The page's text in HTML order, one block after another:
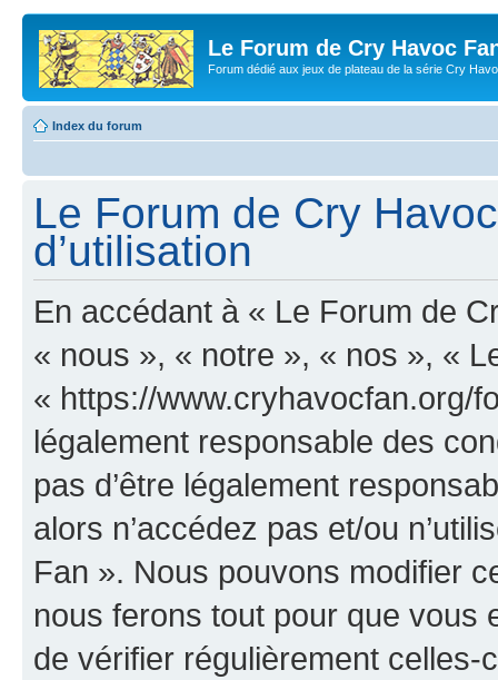
Le Forum de Cry Havoc
Forum dédié aux jeux de plateau de la série Cry
Index du forum
Le Forum de Cry
d’utilisation
En accédant à « Le Forum de
« nous », « notre », « nos », «
« https://www.cryhavocfan.org/
légalement responsable des
pas d’être légalement
alors n’accédez pas et/ou
Fan ». Nous pouvons modifier
nous ferons tout pour que vous
de vérifier régulièrement